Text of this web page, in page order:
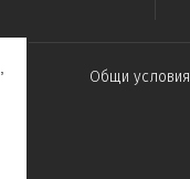
Общи условия